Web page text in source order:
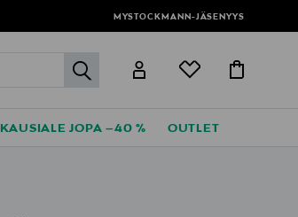
MYSTOCKMANN-JÄSENYYS
label.header.go
KAUSIALE JOPA –40 % OUTLET